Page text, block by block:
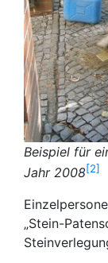
Beispiel für
Jahr 2008 2
„Stein-